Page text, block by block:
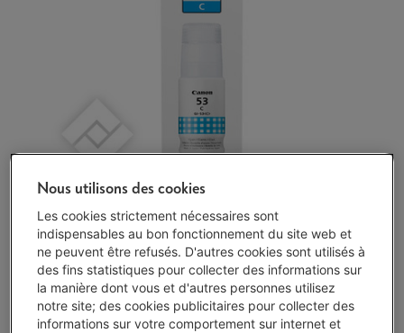
Disponibilité limitée -Voir le stock
€ 18,99
J'achète
Nous utilisons des cookies
Les cookies strictement nécessaires sont
indispensables au bon fonctionnement du site web et
ne peuvent être refusés. D'autres cookies sont utilisés à
des fins statistiques pour collecter des informations sur
la manière dont vous et d'autres personnes utilisez
notre site; des cookies publicitaires pour collecter des
informations sur votre comportement sur internet et